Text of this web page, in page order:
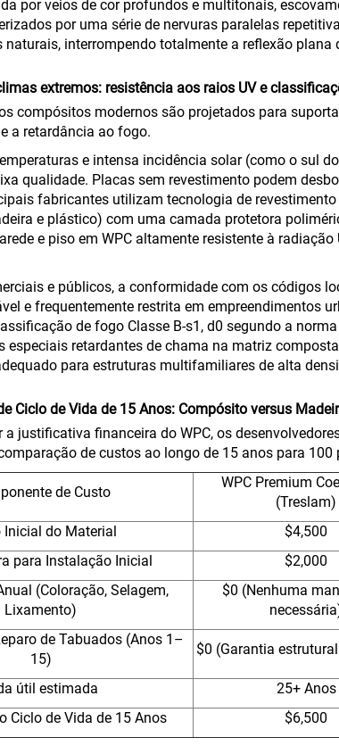
por veios de cor profundos e multitonais,
por uma série de nervuras paralelas
naturais, interrompendo totalmente a reflexão
extremos: resistência aos raios UV e
compósitos modernos são projetados para
a retardância ao fogo.
e intensa incidência solar (como o sul
qualidade. Placas sem revestimento podem
fabricantes utilizam tecnologia de
e plástico) com uma camada protetora
e piso em WPC altamente resistente à
e públicos, a conformidade com os códigos
e frequentemente restrita em empreendimentos
de fogo Classe B-s1, d0 segundo a
especiais retardantes de chama na matriz
para estruturas multifamiliares de alta
Ciclo de Vida de 15 Anos: Compósito versus
a justificativa financeira do WPC, os
de custos ao longo de 15 anos para 100
de Custo
WPC Premium
(Treslam)
Inicial do Material
$4,500
para Instalação Inicial
$2,000
(Coloração, Selagem,
Lixamento)
$0 (Nenhuma
de Tabuados (Anos 1–
15)
$0 (Garantia
útil estimada
25+ Anos
Ciclo de Vida de 15 Anos
$6,500